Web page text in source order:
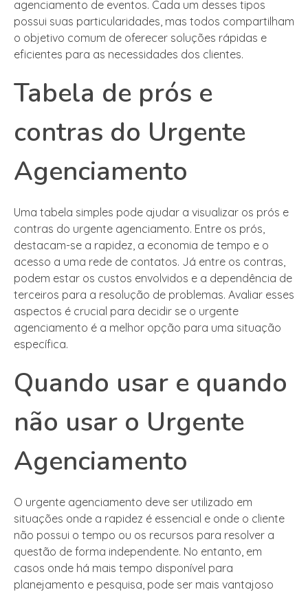
agenciamento de eventos. Cada um desses tipos
possui suas particularidades, mas todos compartilham
o objetivo comum de oferecer soluções rápidas e
eficientes para as necessidades dos clientes.
Tabela de prós e
contras do Urgente
Agenciamento
Uma tabela simples pode ajudar a visualizar os prós e
contras do urgente agenciamento. Entre os prós,
destacam-se a rapidez, a economia de tempo e o
acesso a uma rede de contatos. Já entre os contras,
podem estar os custos envolvidos e a dependência de
terceiros para a resolução de problemas. Avaliar esses
aspectos é crucial para decidir se o urgente
agenciamento é a melhor opção para uma situação
específica.
Quando usar e quando
não usar o Urgente
Agenciamento
O urgente agenciamento deve ser utilizado em
situações onde a rapidez é essencial e onde o cliente
não possui o tempo ou os recursos para resolver a
questão de forma independente. No entanto, em
casos onde há mais tempo disponível para
planejamento e pesquisa, pode ser mais vantajoso